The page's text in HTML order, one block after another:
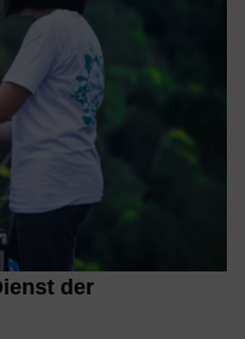
der